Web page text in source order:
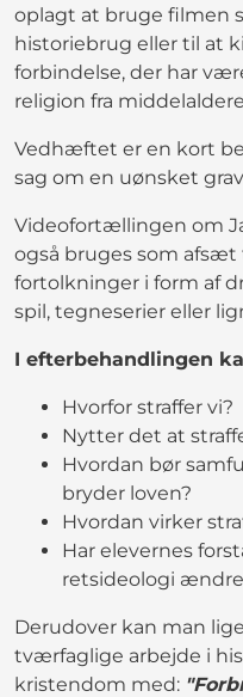
oplagt at bruge filmen
historiebrug eller til at
forbindelse, der har
religion fra
Vedhæftet er en kort
sag om en uønsket
Videofortællingen om
også bruges som
fortolkninger i form af
spil, tegneserier eller
I efterbehandlingen
Hvorfor straffer vi?
Nytter det at
Hvordan bør
bryder loven?
Hvordan virker
Har elevernes
retsideologi
Derudover kan man
tværfaglige arbejde i
kristendom med: